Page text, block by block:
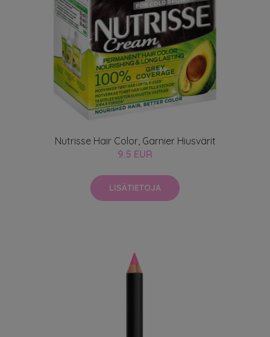
Nutrisse Hair Color, Garnier Hiusvärit
9.5 EUR
LISÄTIETOJA